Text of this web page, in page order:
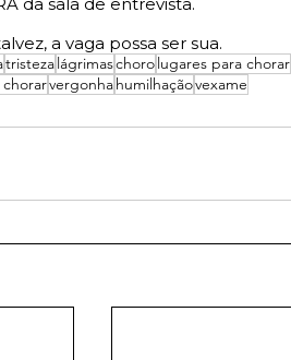
da sala de entrevista.
a vaga possa ser sua.
tristeza lágrimaschoro lugares para chorar
vergonha humilhaçãovexame